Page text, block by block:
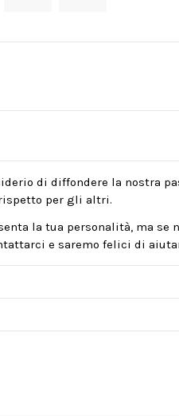
di diffondere la nostra
per gli altri.
la tua personalità, ma se
e saremo felici di